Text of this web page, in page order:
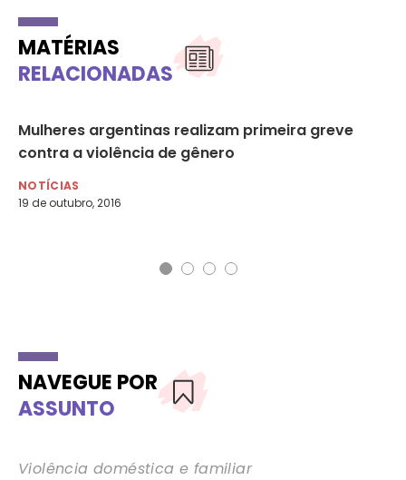
MATÉRIAS
RELACIONADAS
Mulheres argentinas realizam primeira greve
contra a violência de gênero
NOTÍCIAS
19 de outubro, 2016
NAVEGUE POR
ASSUNTO
Violência doméstica e familiar